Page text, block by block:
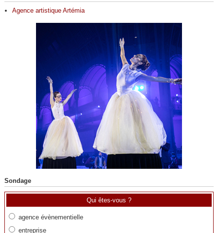
Agence artistique Artémia
Sondage
Qui êtes-vous ?
agence évènementielle
entreprise